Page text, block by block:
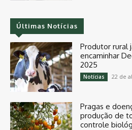
Últimas Notícias
Produtor rural
encaminhar
2025
Notícias 22 de
Pragas e
produção de
controle